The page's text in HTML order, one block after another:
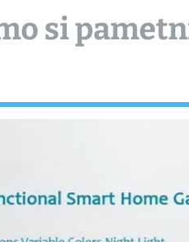
si